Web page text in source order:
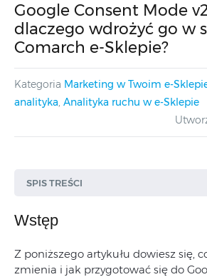
Google Consent Mode
dlaczego wdrożyć go w
Comarch e-Sklepie?
Kategoria Marketing w Twoim e-
analityka, Analityka ruchu w e-Sklepie
SPIS TREŚCI
Wstęp
Z poniższego artykułu dowiesz się,
zmienia i jak przygotować się do